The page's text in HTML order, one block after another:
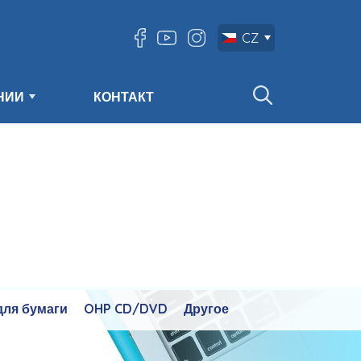
CZ
КОНТАКТ
бумаги OHP CD/DVD Другое